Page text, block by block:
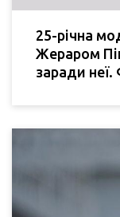
25-річна
Жераром
заради